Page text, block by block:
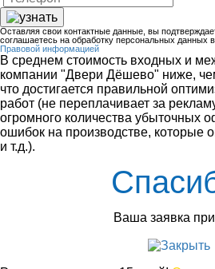
Оставляя свои контактные данные, вы
соглашаетесь на обработку персональных данных
Правовой информацией
В среднем стоимость входных и
компании "Двери Дёшево" ниже,
что достигается правильной
работ (не переплачивает за
огромного количества убыточных
ошибок на производстве, которые
и т.д.).
Ваша заявка